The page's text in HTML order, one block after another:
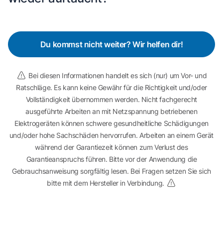
Du kommst nicht weiter? Wir helfen dir!
Bei diesen Informationen handelt es sich (nur) um Vor- und
Ratschläge. Es kann keine Gewähr für die Richtigkeit und/oder
Vollständigkeit übernommen werden. Nicht fachgerecht
ausgeführte Arbeiten an mit Netzspannung betriebenen
Elektrogeräten können schwere gesundheitliche Schädigungen
und/oder hohe Sachschäden hervorrufen. Arbeiten an einem Gerät
während der Garantiezeit können zum Verlust des
Garantieanspruchs führen. Bitte vor der Anwendung die
Gebrauchsanweisung sorgfältig lesen. Bei Fragen setzen Sie sich
bitte mit dem Hersteller in Verbindung.